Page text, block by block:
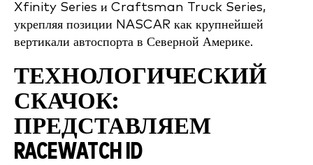
Xfinity Series и Craftsman Truck Series,
укрепляя позиции NASCAR как крупнейшей
вертикали автоспорта в Северной Америке.
ТЕХНОЛОГИЧЕСКИЙ
СКАЧОК:
ПРЕДСТАВЛЯЕМ
RACEWATCH ID